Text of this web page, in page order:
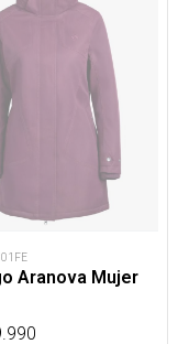
Aranova Mujer